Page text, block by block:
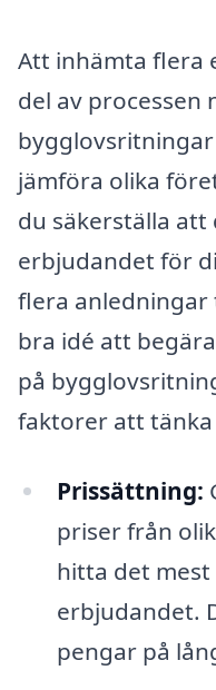
Att inhämta flera
del av processen
jämföra olika
du säkerställa att
erbjudandet för
flera
bra idé att
på
faktorer att tänka
Prissättning:
priser från
hitta det
erbjudandet.
pengar på